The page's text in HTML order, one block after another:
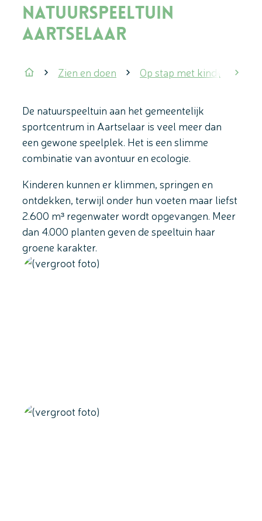
Natuurspeeltuin
Aartselaar
StartpaginaZien en doen Op stap met kinderen
De natuurspeeltuin aan het gemeentelijk
sportcentrum in Aartselaar is veel meer dan
een gewone speelplek. Het is een slimme
combinatie van avontuur en ecologie.
Kinderen kunnen er klimmen, springen en
ontdekken, terwijl onder hun voeten maar liefst
2.600 m³ regenwater wordt opgevangen. Meer
dan 4.000 planten geven de speeltuin haar
groene karakter.